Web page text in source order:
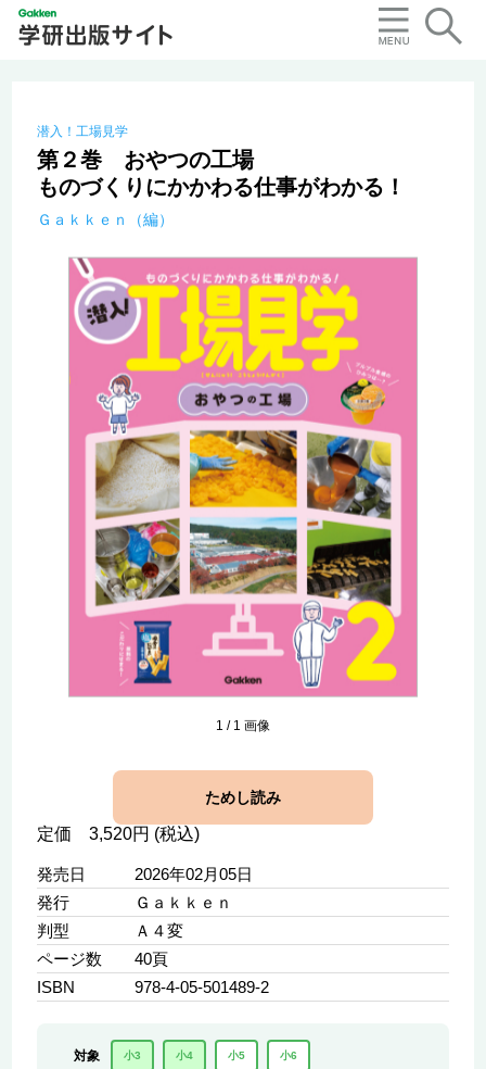
潜入！工場見学
第２巻 おやつの工場
ものづくりにかかわる仕事がわかる！
Ｇａｋｋｅｎ（編）
1 / 1 画像
ためし読み
定価 3,520円 (税込)
発売日
2026年02月05日
発行
Ｇａｋｋｅｎ
判型
Ａ４変
ページ数
40頁
ISBN
978-4-05-501489-2
対象 小3 小4 小5 小6